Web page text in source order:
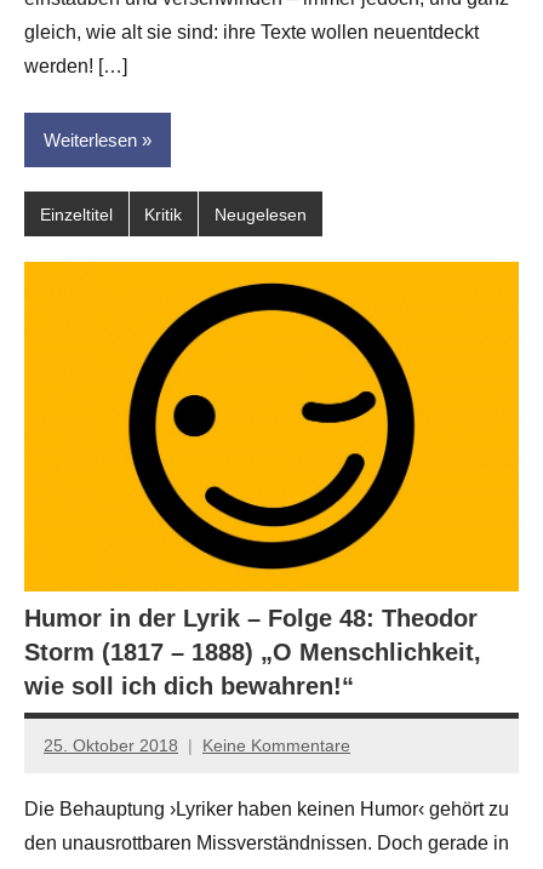
gleich, wie alt sie sind: ihre Texte wollen neuentdeckt
werden! […]
Weiterlesen
Einzeltitel Kritik Neugelesen
Humor in der Lyrik – Folge 48: Theodor
Storm (1817 – 1888) „O Menschlichkeit,
wie soll ich dich bewahren!“
25. Oktober 2018
Anton
Leitner
Keine Kommentare
Die Behauptung ›Lyriker haben keinen Humor‹ gehört zu
den unausrottbaren Missverständnissen. Doch gerade in